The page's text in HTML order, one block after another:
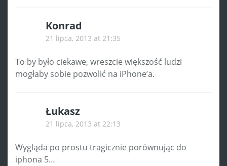
Konrad
21 lipca, 2013 at 21:35
To by było ciekawe, wreszcie większość ludzi
mogłaby sobie pozwolić na iPhone’a.
Łukasz
21 lipca, 2013 at 22:13
Wygląda po prostu tragicznie porównując do
iphona 5…